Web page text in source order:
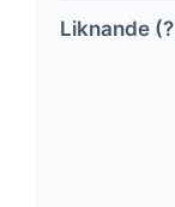
Liknande